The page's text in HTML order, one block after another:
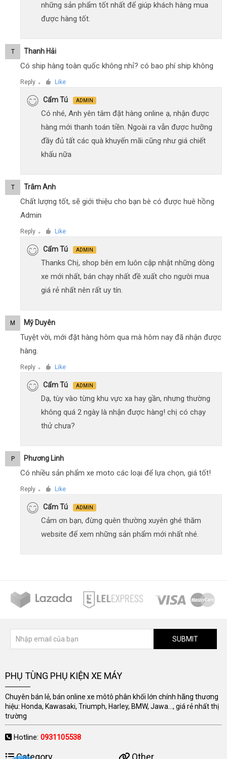
những sản phẩm tốt nhất để giúp khách hàng mua
được hàng tốt.
T Thanh Hải
Có ship hàng toàn quốc không nhỉ? có bao phí ship không
Reply ● Like
Cẩm Tú ADMIN
Có nhé, Anh yên tâm đặt hàng online ạ, nhận được
hàng mới thanh toán tiền. Ngoài ra vẫn được hưỡng
đầy đủ tất các quà khuyến mãi cũng như giá chiết
khấu nữa
T Trâm Anh
Chất lượng tốt, sẽ giới thiệu cho bạn bè có được huê hồng
Admin
Reply ● Like
Cẩm Tú ADMIN
Thanks Chị, shop bên em luôn cập nhật những dòng
xe mới nhất, bán chạy nhất đề xuất cho người mua
giá rẻ nhất nên rất uy tín.
M Mỹ Duyên
Tuyệt vời, mới đặt hàng hôm qua mà hôm nay đã nhận được
hàng.
Reply ● Like
Cẩm Tú ADMIN
Dạ, tùy vào từng khu vực xa hay gần, nhưng thường
không quá 2 ngày là nhận được hàng! chị có chạy
thử chưa?
P Phương Linh
Có nhiều sản phẩm xe moto các loại để lựa chọn, giá tốt!
Reply ● Like
Cẩm Tú ADMIN
Cảm ơn bạn, đừng quên thường xuyên ghé thăm
website để xem những sản phẩm mới nhất nhé.
SUBMIT
PHỤ TÙNG PHỤ KIỆN XE MÁY
Chuyên bán lẻ, bán online xe môtô phân khối lớn chính hãng thương
hiệu: Honda, Kawasaki, Triumph, Harley, BMW, Jawa..., giá rẻ nhất thị
trường
Hotline: 0931105538